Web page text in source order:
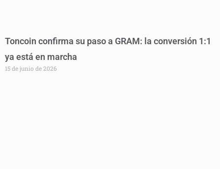
Toncoin confirma su paso a GRAM: la conversión 1:1
ya está en marcha
15 de junio de 2026